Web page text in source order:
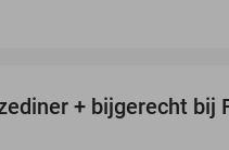
+ bijgerecht bij